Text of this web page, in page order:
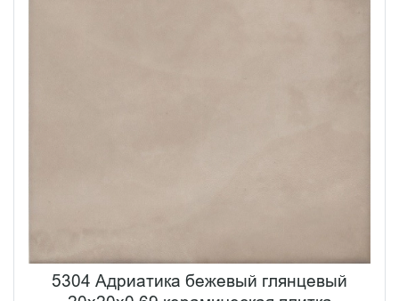
5304 Адриатика бежевый глянцевый